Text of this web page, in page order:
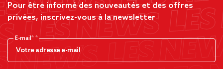
Pour être informé des nouveautés et des offres
privées, inscrivez-vous à la newsletter
E-mail*